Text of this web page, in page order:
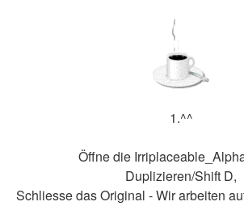
1.^^
Öffne die
Duplizieren/Shift D,
Schliesse das Original - Wir arbeiten